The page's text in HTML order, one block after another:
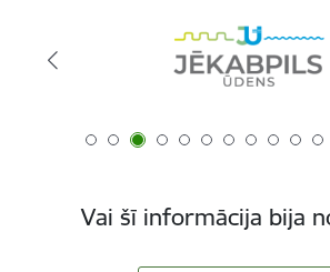
Vai šī informācija bija